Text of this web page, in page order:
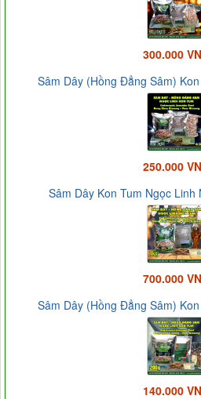
300.000
Sâm Dây (Hồng Đẳng Sâm)
250.000
Sâm Dây Kon Tum Ngọc Linh
700.000
Sâm Dây (Hồng Đẳng Sâm)
140.000